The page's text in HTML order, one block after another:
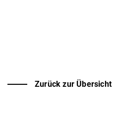
Zurück zur Übersicht